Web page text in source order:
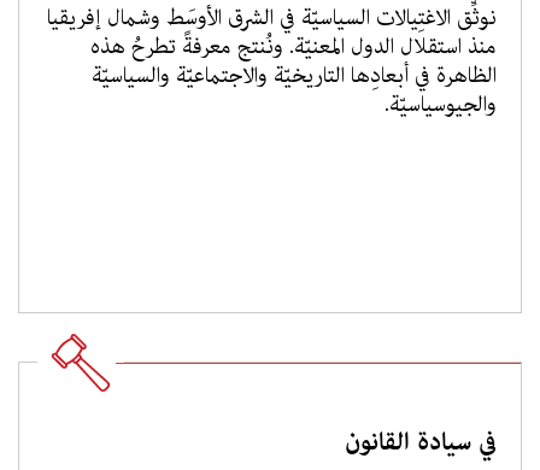
نوثِّق الاغتِيالات السياسيّة في الشرق الأوسَط وشمال إفريقيا
منذ استقلال الدول المعنيّة. ونُنتج معرفةً تطرحُ هذه
الظاهرة في أبعادِها التاريخيّة والاجتماعيّة والسياسيّة
والجيوسياسيّة.
في سيادة القانون